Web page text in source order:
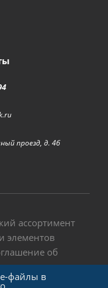
проезд, д. 4б
ассортимент
элементов
об
в отношении
данных
файлы в